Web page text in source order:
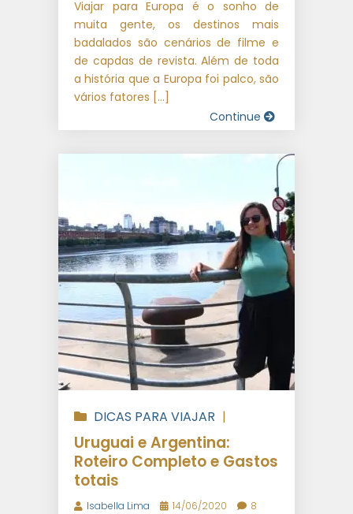
Viajar para Europa é o sonho de
muita gente, os destinos mais
badalados são cenários de filme e
de capdas de revista. Além de toda
a história que a Europa foi palco, são
vários fatores […]
Continue
DICAS PARA VIAJAR |
VIAGENS INTERNACIONAIS
Uruguai e Argentina:
Roteiro Completo e Gastos
totais
Isabella Lima 14/06/2020
8